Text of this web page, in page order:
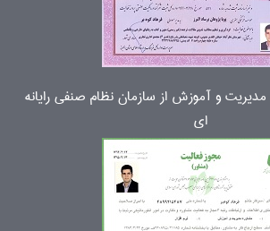
و آموزش از سازمان نظام صنفی رایانه
ای